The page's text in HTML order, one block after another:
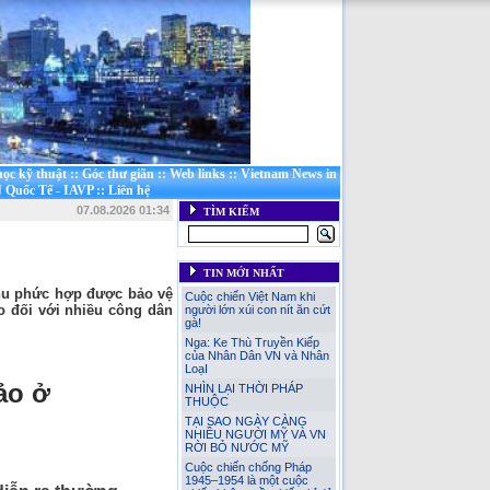
kỹ thuật::Góc thư giãn::Web links::Vietnam News in
Tế - IAVP::Liên hệ
07.08.2026 01:34
phức hợp được bảo vệ
đối với nhiều công dân
ở
TÌM KIẾM
TIN MỚI NHẤT
Cuộc chiến Việt Nam khi
người lớn xúi con nít ăn cứt
gà!
Nga: Ke Thù Truyền Kiếp
của Nhân Dân VN và Nhân
LoạI
NHÌN LẠI THỜI PHÁP
THUỘC
TẠI SAO NGÀY CÀNG
NHIỀU NGƯỜI MỸ VÀ VN
RỜI BỎ NƯỚC MỸ
Cuộc chiến chống Pháp
1945–1954 là một cuộc